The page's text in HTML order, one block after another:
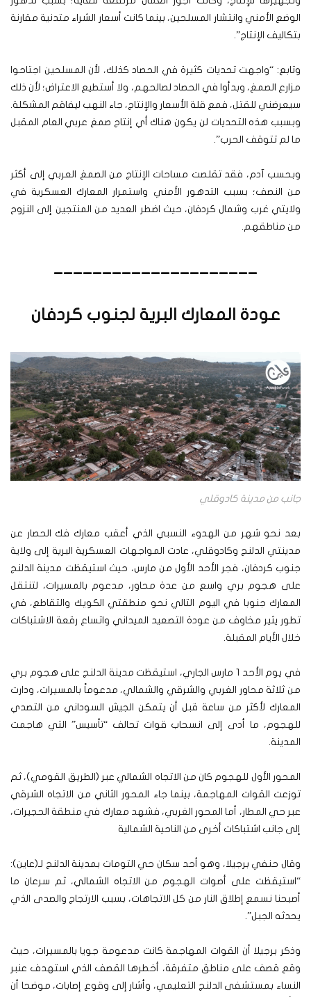
الوضع الأمني وانتشار المسلحين، بينما كانت أسعار الشراء متدنية مقارنة
بتكاليف الإنتاج”.
وتابع: “واجهت تحديات كثيرة في الحصاد كذلك، لأن المسلحين اجتاحوا
مزارع الصمغ، وبدأوا في الحصاد لصالحهم، ولا أستطيع الاعتراض؛ لأن ذلك
سيعرضني للقتل، فمع قلة الأسعار والإنتاج، جاء النهب ليفاقم المشكلة.
وبسبب هذه التحديات لن يكون هناك أي إنتاج صمغ عربي العام المقبل
ما لم تتوقف الحرب”.
وبحسب آدم، فقد تقلصت مساحات الإنتاج من الصمغ العربي إلى أكثر
من النصف؛ بسبب التدهور الأمني واستمرار المعارك العسكرية في
ولايتي غرب وشمال كردفان، حيث اضطر العديد من المنتجين إلى النزوح
من مناطقهم.
_____________________
عودة المعارك البرية لجنوب كردفان
جانب من مدينة كادوقلي
بعد نحو شهر من الهدوء النسبي الذي أعقب معارك فك الحصار عن
مدينتي الدلنج وكادوقلي، عادت المواجهات العسكرية البرية إلى ولاية
جنوب كردفان، فجر الأحد الأول من مارس، حيث استيقظت مدينة الدلنج
على هجوم بري واسع من عدة محاور، مدعوم بالمسيرات، لتنتقل
المعارك جنوبا في اليوم التالي نحو منطقتي الكويك والتقاطع، في
تطور يثير مخاوف من عودة التصعيد الميداني واتساع رقعة الاشتباكات
خلال الأيام المقبلة.
في يوم الأحد 1 مارس الجاري، استيقظت مدينة الدلنج على هجوم بري
من ثلاثة محاور الغربي والشرقي والشمالي، مدعوماً بالمسيرات، ودارت
المعارك لأكثر من ساعة قبل أن يتمكن الجيش السوداني من التصدي
للهجوم، ما أدى إلى انسحاب قوات تحالف “تأسيس” التي هاجمت
المدينة.
المحور الأول للهجوم كان من الاتجاه الشمالي عبر (الطريق القومي)، ثم
توزعت القوات المهاجمة، بينما جاء المحور الثاني من الاتجاه الشرقي
عبر حي المطار، أما المحور الغربي، فشهد معارك في منطقة الحجيرات،
إلى جانب اشتباكات أخرى من الناحية الشمالية
وقال حنفي برجيلا، وهو أحد سكان حي التومات بمدينة الدلنج لـ(عاين):
“استيقظت على أصوات الهجوم من الاتجاه الشمالي، ثم سرعان ما
أصبحنا نسمع إطلاق النار من كل الاتجاهات، بسبب الارتجاج والصدى الذي
يحدثه الجبل”.
وذكر برجيلا أن القوات المهاجمة كانت مدعومة جويا بالمسيرات، حيث
وقع قصف على مناطق متفرقة، أخطرها القصف الذي استهدف عنبر
النساء بمستشفى الدلنج التعليمي، وأشار إلى وقوع إصابات، موضحا أن